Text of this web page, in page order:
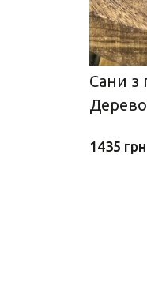
Сани з
1435 грн